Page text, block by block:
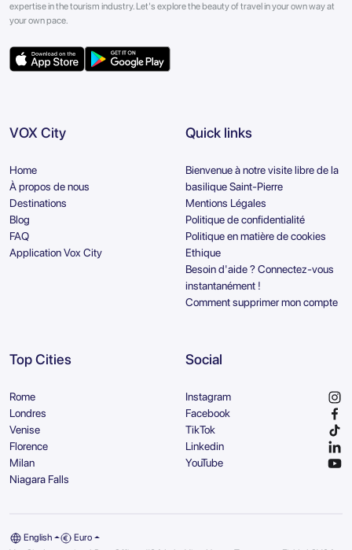
expertise in the tourism industry. Let's explore the beauty of travel in your own way at
your own pace.
VOX City
Home
À propos de nous
Destinations
Blog
FAQ
Application Vox City
Quick links
Bienvenue à notre visite libre de la
basilique Saint-Pierre
Mentions Légales
Politique de confidentialité
Politique en matière de cookies
Ethique
Besoin d'aide ? Connectez-vous
instantanément !
Comment supprimer mon compte
Top Cities
Rome
Londres
Venise
Florence
Milan
Niagara Falls
Social
Instagram
Facebook
TikTok
Linkedin
YouTube
English
Euro